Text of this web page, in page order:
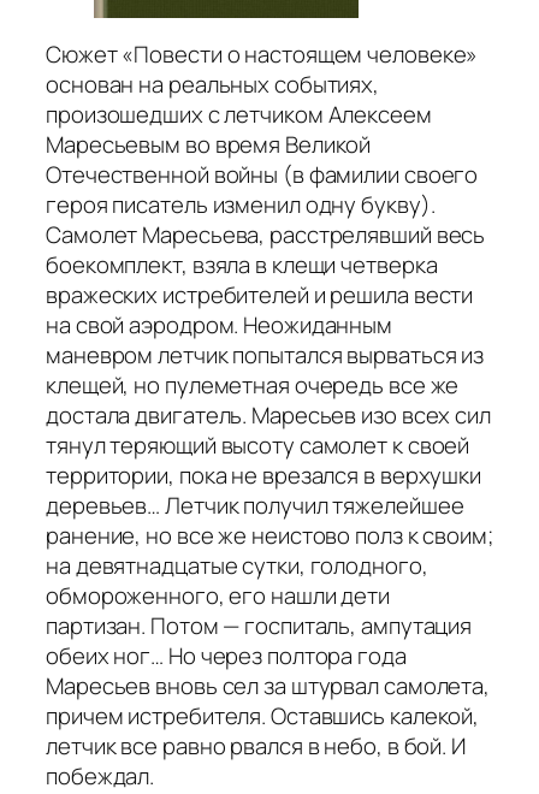
Сюжет «Повести о настоящем человеке»
основан на реальных событиях,
произошедших с летчиком Алексеем
Маресьевым во время Великой
Отечественной войны (в фамилии своего
героя писатель изменил одну букву).
Самолет Маресьева, расстрелявший весь
боекомплект, взяла в клещи четверка
вражеских истребителей и решила вести
на свой аэродром. Неожиданным
маневром летчик попытался вырваться из
клещей, но пулеметная очередь все же
достала двигатель. Маресьев изо всех сил
тянул теряющий высоту самолет к своей
территории, пока не врезался в верхушки
деревьев… Летчик получил тяжелейшее
ранение, но все же неистово полз к своим;
на девятнадцатые сутки, голодного,
обмороженного, его нашли дети
партизан. Потом — госпиталь, ампутация
обеих ног… Но через полтора года
Маресьев вновь сел за штурвал самолета,
причем истребителя. Оставшись калекой,
летчик все равно рвался в небо, в бой. И
побеждал.